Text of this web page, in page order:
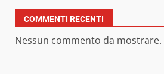
COMMENTI RECENTI
Nessun commento da mostrare.